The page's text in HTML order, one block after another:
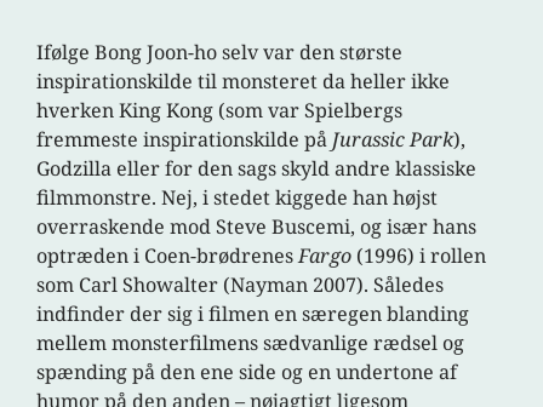
Ifølge Bong Joon-ho selv var den største
inspirationskilde til monsteret da heller ikke
hverken King Kong (som var Spielbergs
fremmeste inspirationskilde på Jurassic Park),
Godzilla eller for den sags skyld andre klassiske
filmmonstre. Nej, i stedet kiggede han højst
overraskende mod Steve Buscemi, og især hans
optræden i Coen-brødrenesFargo (1996) i rollen
som Carl Showalter (Nayman 2007). Således
indfinder der sig i filmen en særegen blanding
mellem monsterfilmens sædvanlige rædsel og
spænding på den ene side og en undertone af
humor på den anden – nøjagtigt ligesom